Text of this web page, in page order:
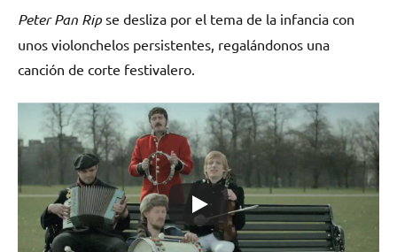
Peter Pan Rip se desliza por el tema de la infancia con
unos violonchelos persistentes, regalándonos una
canción de corte festivalero.